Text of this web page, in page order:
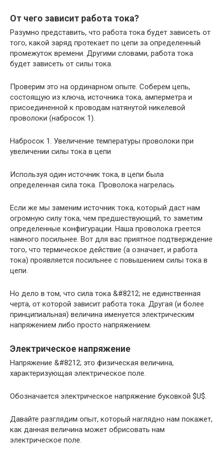
От чего зависит работа тока?
Разумно представить, что работа тока будет зависеть от
того, какой заряд протекает по цепи за определенный
промежуток времени. Другими словами, работа тока
будет зависеть от силы тока.
Проверим это на ординарном опыте. Соберем цепь,
состоящую из ключа, источника тока, амперметра и
присоединенной к проводам натянутой никелевой
проволоки (набросок 1).
Набросок 1. Увеличение температуры проволоки при
увеличении силы тока в цепи
Используя один источник тока, в цепи была
определенная сила тока. Проволока нагрелась.
Если же мы заменим источник тока, который даст нам
огромную силу тока, чем предшествующий, то заметим
определенные конфигурации. Наша проволока греется
намного посильнее. Вот для вас приятное подтверждение
того, что термическое действие (а означает, и работа
тока) проявляется посильнее с повышением силы тока в
цепи.
Но дело в том, что сила тока &#8212; не единственная
черта, от которой зависит работа тока. Другая (и более
принципиальная) величина именуется электрическим
напряжением либо просто напряжением.
Электрическое напряжение
Напряжение &#8212; это физическая величина,
характеризующая электрическое поле.
Обозначается электрическое напряжение буковкой $U$.
Давайте разглядим опыт, который наглядно нам покажет,
как данная величина может обрисовать нам
электрическое поле.